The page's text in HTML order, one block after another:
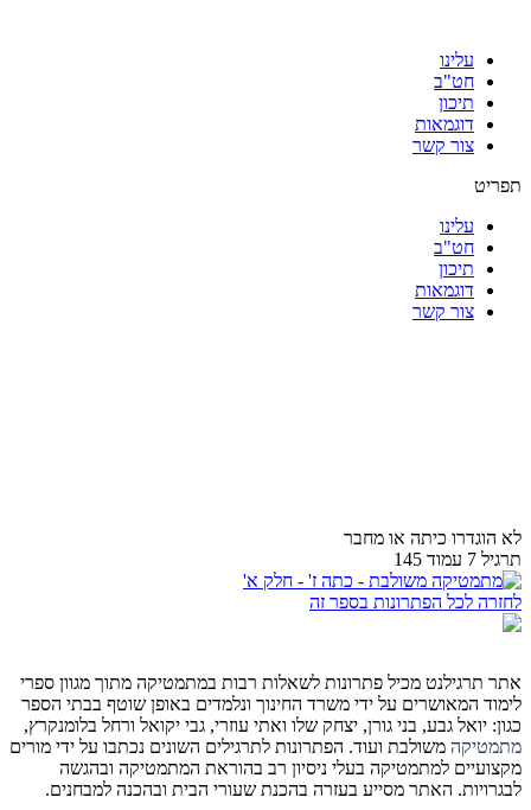
עלינו
חט"ב
תיכון
דוגמאות
צור קשר
תפריט
עלינו
חט"ב
תיכון
דוגמאות
צור קשר
לא הוגדרו כיתה או מחבר
תרגיל 7 עמוד 145
לחזרה לכל הפתרונות בספר זה
אתר תרגילנט מכיל פתרונות לשאלות רבות במתמטיקה מתוך מגוון ספרי
לימוד המאושרים על ידי משרד החינוך ונלמדים באופן שוטף בבתי הספר
כגון: יואל גבע, בני גורן, יצחק שלו ואתי עוזרי, גבי יקואל ורחל בלומנקרץ,
מתמטיקה משולבת ועוד. הפתרונות לתרגילים השונים נכתבו על ידי מורים
מקצועיים למתמטיקה בעלי ניסיון רב בהוראת המתמטיקה ובהגשה
לבגרויות. האתר מסייע בעזרה בהכנת שעורי הבית ובהכנה למבחנים.